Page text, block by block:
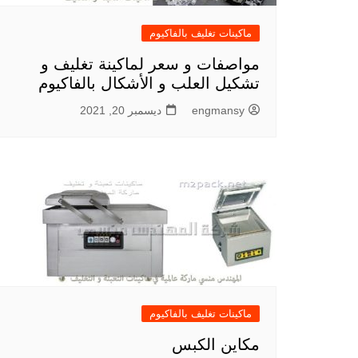
ماكينات تغليف بالفاكيوم
مواصفات و سعر لماكينة تغليف و
تشكيل العلب و الأشكال بالفاكيوم
engmansy ديسمبر 20, 2021
ماكينات تغليف بالفاكيوم
مكاين الكبس